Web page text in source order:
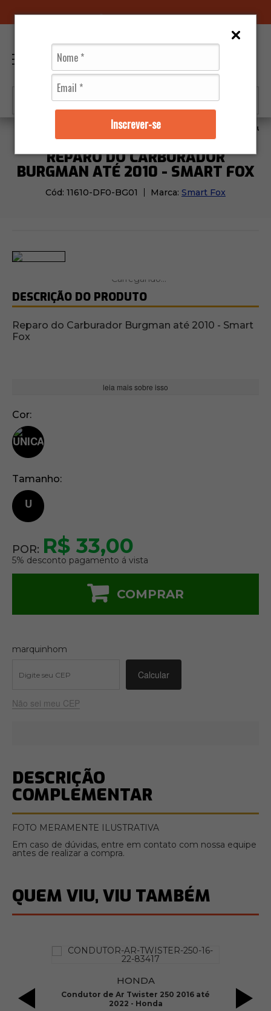
Inscrever-se
Carburador Reparo do Carburador
REPARO DO CARBURADOR
BURGMAN ATÉ 2010 - SMART FOX
Cód: 11610-DF0-BG01 Marca: Smart Fox
DESCRIÇÃO DO PRODUTO
Reparo do Carburador Burgman até 2010 - Smart
Fox
leia mais sobre isso
Cor
Tamanho
U
POR: R$ 33,00
5% desconto pagamento á vista
COMPRAR
marquinhom
Não sei meu CEP
DESCRIÇÃO
COMPLEMENTAR
FOTO MERAMENTE ILUSTRATIVA
Em caso de dúvidas, entre em contato com nossa equipe
antes de realizar a compra.
QUEM VIU, VIU TAMBÉM
HONDA
Condutor de Ar Twister 250 2016 até
2022 - Honda